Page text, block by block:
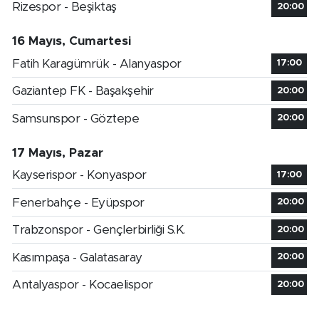
Rizespor - Beşiktaş
20:00
16 Mayıs, Cumartesi
Fatih Karagümrük - Alanyaspor
17:00
Gaziantep FK - Başakşehir 20:00
Samsunspor - Göztepe 20:00
17 Mayıs, Pazar
Kayserispor - Konyaspor
17:00
Fenerbahçe - Eyüpspor 20:00
Trabzonspor - Gençlerbirliği S.K. 20:00
Kasımpaşa - Galatasaray 20:00
Antalyaspor - Kocaelispor 20:00